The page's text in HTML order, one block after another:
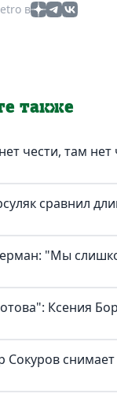
в
также
чести, там
сравнил
"Мы
Ксения
Сокуров